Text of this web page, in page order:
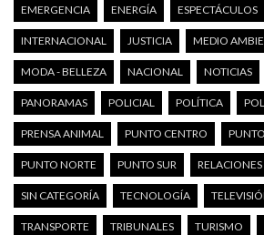
EMERGENCIA ENERGÍA ESPECTÁCULOS
INTERNACIONAL JUSTICIA MEDIO
MODA - BELLEZA NACIONAL NOTICIAS
PANORAMAS POLICIAL POLÍTICA
PRENSA ANIMAL PUNTO CENTRO
PUNTO NORTE PUNTO SUR
SIN CATEGORÍA TECNOLOGÍA
TRANSPORTE TRIBUNALES TURISMO